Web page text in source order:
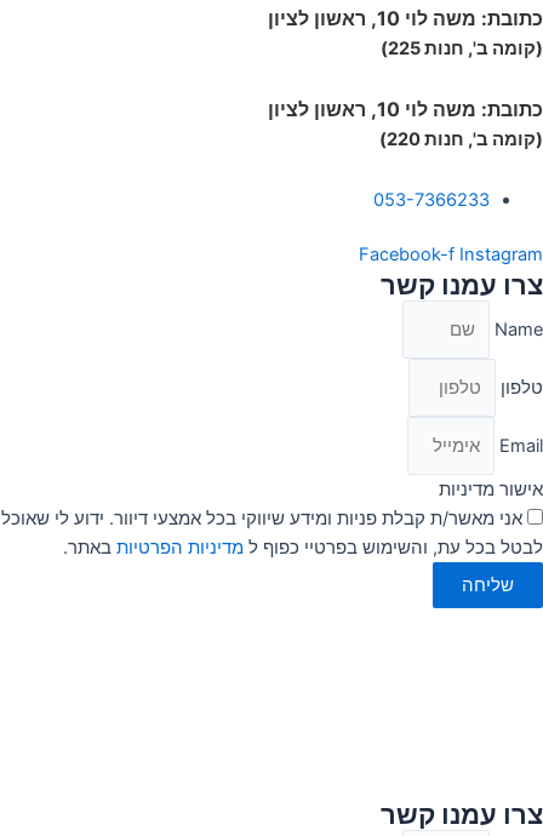
כתובת: משה לוי 10, ראשון לציון
(קומה ב', חנות 225)
כתובת: משה לוי 10, ראשון לציון
(קומה ב', חנות 220)
053-7366233
Facebook-f Instagram
צרו עמנו קשר
Name
טלפון
Email
אישור מדיניות
אני מאשר/ת קבלת פניות ומידע שיווקי בכל אמצעי דיוור. ידוע לי שאוכל
לבטל בכל עת, והשימוש בפרטיי כפוף ל מדיניות הפרטיות באתר.
שליחה
צרו עמנו קשר